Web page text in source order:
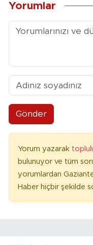
Yorumlar
Gönder
Yorum yazarak
bulunuyor ve tüm
yorumlardan
Haber hiçbir şekilde